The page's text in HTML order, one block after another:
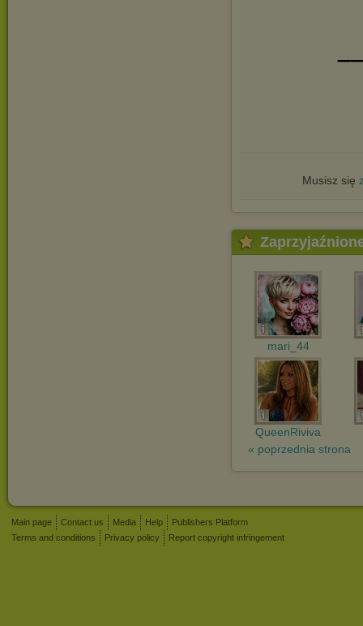
Musisz się
mari_44
QueenRiviva
« poprzednia strona
Main page Contact us Media Help
Publishers Platform
Terms and conditions
Privacy policy Report copyright infringement